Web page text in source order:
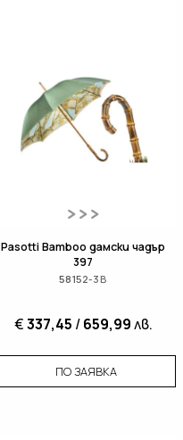
Pasotti Bamboo дамски чадър
397
58152-3B
€337,45 /659,99лв.
ПО ЗАЯВКА